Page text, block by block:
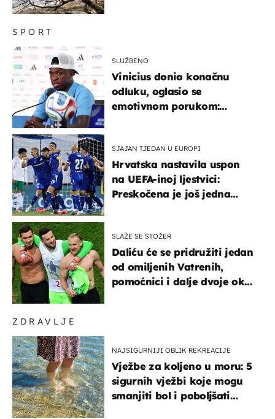
ZDRAVLJE
NAJSIGURNIJI OBLIK REKREACIJE
Vježbe za koljeno u moru: 5
sigurnih vježbi koje mogu
smanjiti bol i poboljšati
SPORT
SLUŽBENO
Vinicius donio konačnu
odluku, oglasio se
emotivnom porukom:
SJAJAN TJEDAN U EUROPI
Hrvatska nastavila uspon
na UEFA-inoj ljestvici:
Preskočena je još jedna
SLAŽE SE STOŽER
Daliću će se pridružiti jedan
od omiljenih Vatrenih,
pomoćnici i dalje dvoje oko